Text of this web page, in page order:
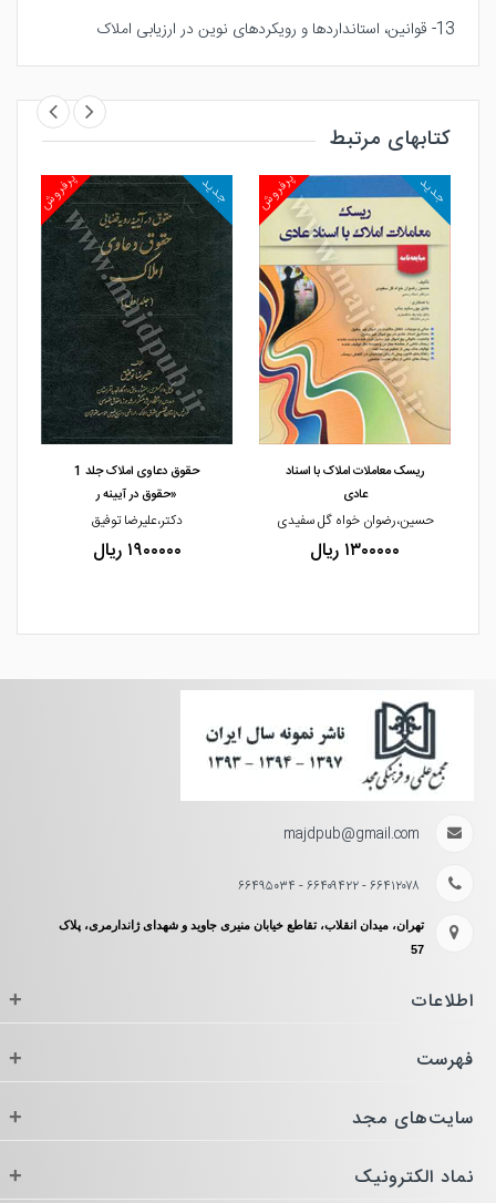
13- قوانین، استانداردها و رویکردهای نوین در ارزیابی املاک
کتابهای مرتبط
مشاهده و خرید
پرفروش جدید
مشاهده و خرید
ریسک معاملات املاک با اسناد
عادی
حسین،رضوان خواه گل سفیدی
۱۳۰۰۰۰۰ ریال
پرفروش جدید
حقوق دعاوی املاک جلد 1
«حقوق در آیینه ر
دکتر،علیرضا توفیق
۱۹۰۰۰۰۰ ریال
majdpub@gmail.com
۶۶۴۱۲۰۷۸ - ۶۶۴۰۹۴۲۲ - ۶۶۴۹۵۰۳۴
تهران، میدان انقلاب، تقاطع خیابان منیری جاوید و شهدای ژاندارمری، پلاک
57
اطلاعات +
فهرست +
سایت‌های مجد +
نماد الکترونیک +